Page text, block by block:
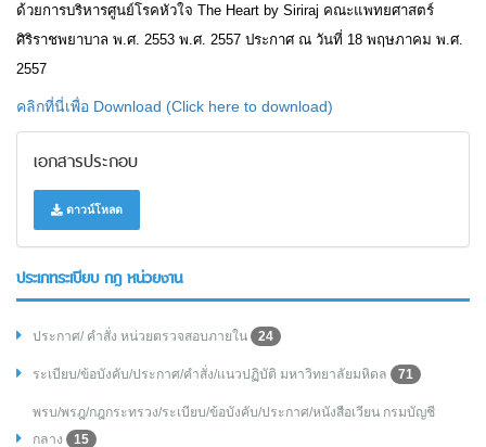
ด้วยการบริหารศูนย์โรคหัวใจ The Heart by Siriraj คณะแพทยศาสตร์
ศิริราชพยาบาล พ.ศ. 2553 พ.ศ. 2557 ประกาศ ณ วันที่ 18 พฤษภาคม พ.ศ.
2557
คลิกที่นี่เพื่อ Download (Click here to download)
เอกสารประกอบ
ดาวน์โหลด
ประเภทระเบียบ กฎ หน่วยงาน
ประกาศ/ คำสั่ง หน่วยตรวจสอบภายใน 24
ระเบียบ/ข้อบังคับ/ประกาศ/คำสั่ง/แนวปฏิบัติ มหาวิทยาลัยมหิดล 71
พรบ/พรฎ/กฎกระทรวง/ระเบียบ/ข้อบังคับ/ประกาศ/หนังสือเวียน กรมบัญชี
กลาง
15